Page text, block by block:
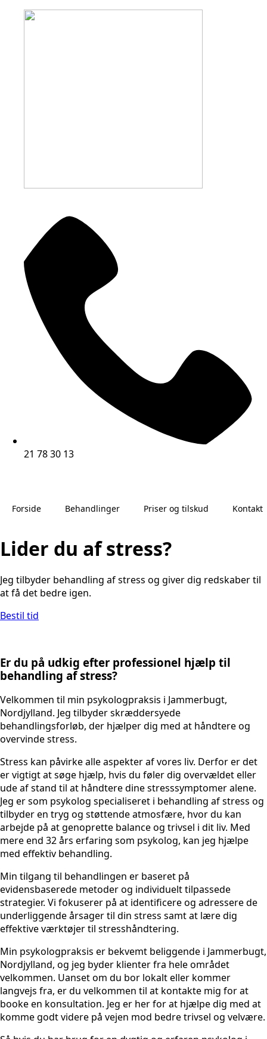
21 78 30 13
Forside Behandlinger Priser og tilskud Kontakt
Lider du af stress?
Jeg tilbyder behandling af stress og giver dig redskaber til
at få det bedre igen.
Bestil tid
Er du på udkig efter professionel hjælp til
behandling af stress?
Velkommen til min psykologpraksis i Jammerbugt,
Nordjylland. Jeg tilbyder skræddersyede
behandlingsforløb, der hjælper dig med at håndtere og
overvinde stress.
Stress kan påvirke alle aspekter af vores liv. Derfor er det
er vigtigt at søge hjælp, hvis du føler dig overvældet eller
ude af stand til at håndtere dine stresssymptomer alene.
Jeg er som psykolog specialiseret i behandling af stress og
tilbyder en tryg og støttende atmosfære, hvor du kan
arbejde på at genoprette balance og trivsel i dit liv. Med
mere end 32 års erfaring som psykolog, kan jeg hjælpe
med effektiv behandling.
Min tilgang til behandlingen er baseret på
evidensbaserede metoder og individuelt tilpassede
strategier. Vi fokuserer på at identificere og adressere de
underliggende årsager til din stress samt at lære dig
effektive værktøjer til stresshåndtering.
Min psykologpraksis er bekvemt beliggende i Jammerbugt,
Nordjylland, og jeg byder klienter fra hele området
velkommen. Uanset om du bor lokalt eller kommer
langvejs fra, er du velkommen til at kontakte mig for at
booke en konsultation. Jeg er her for at hjælpe dig med at
komme godt videre på vejen mod bedre trivsel og velvære.